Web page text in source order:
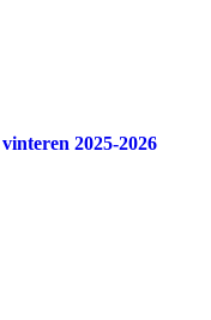
2025-2026